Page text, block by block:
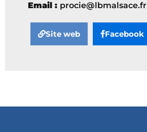
Email : procie@lbmalsace.fr
Site web Facebook